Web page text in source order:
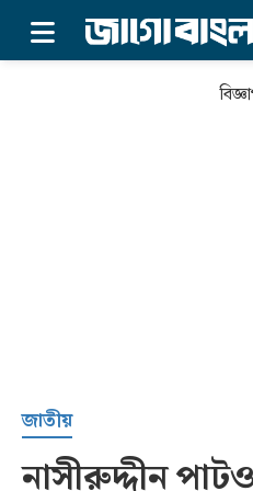
সর্বশেষ
জাতীয়
নাসীরুদ্দীন